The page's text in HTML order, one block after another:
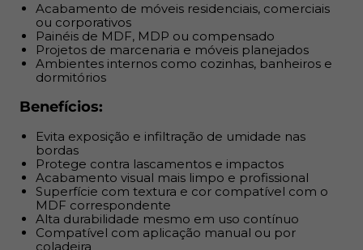
Modo de Aplicação:
Aplicação com coladeira de borda: utilizar adesivo
Hotmelt
Aplicação manual: recomenda-se uso de cola de
contato
Pressionar uniformemente para garantir fixação e
acabamento
Garantia e Entrega:
Produto com nota fiscal
Envio no próximo dia útil após aprovação do
Acabamento de móveis residenciais, comerciais
ou corporativos
Painéis de MDF, MDP ou compensado
Projetos de marcenaria e móveis planejados
Ambientes internos como cozinhas, banheiros e
dormitórios
Benefícios:
Evita exposição e infiltração de umidade nas
bordas
Protege contra lascamentos e impactos
Acabamento visual mais limpo e profissional
Superfície com textura e cor compatível com o
MDF correspondente
Alta durabilidade mesmo em uso contínuo
Compatível com aplicação manual ou por
coladeira